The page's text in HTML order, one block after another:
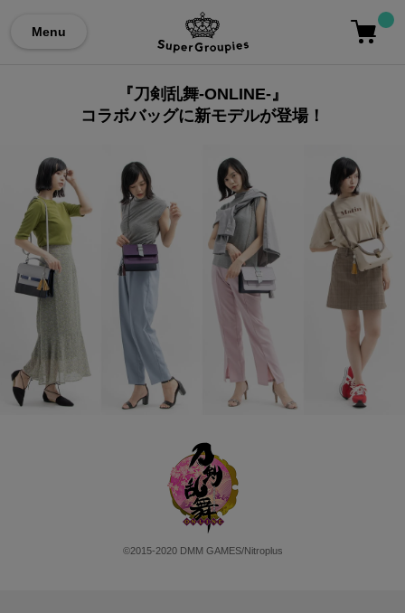
Menu
『刀剣乱舞-ONLINE-』
コラボバッグに新モデルが登場！
©2015-2020 DMM GAMES/Nitroplus